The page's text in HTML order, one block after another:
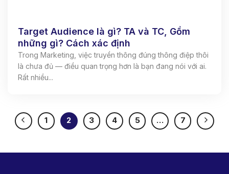
Target Audience là gì? TA và TC, Gồm
những gì? Cách xác định
Trong Marketing, việc truyền thông đúng thông điệp thôi
là chưa đủ — điều quan trọng hơn là bạn đang nói với ai.
Rất nhiều...
1 2 3 4 5 … 7